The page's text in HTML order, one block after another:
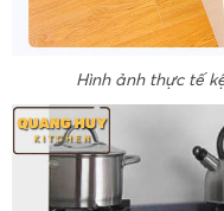
Hình ảnh thực tế